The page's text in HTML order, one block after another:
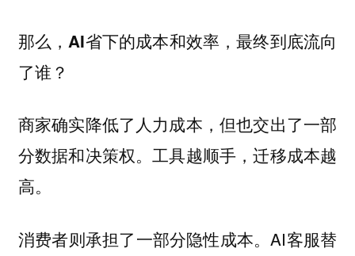
那么， AI省下的成本和效率，最终到底流向
了谁？
商家确实降低了人力成本，但也交出了一部
分数据和决策权。工具越顺手，迁移成本越
高。
消费者则承担了一部分隐性成本。AI客服替